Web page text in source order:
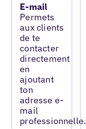
E-mail
Permets
aux clients
de te
contacter
directement
en
ajoutant
ton
adresse e-
mail
professionnelle.